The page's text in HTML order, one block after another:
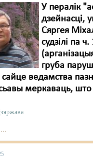
У пералік
дзейнасці,
Сяргея
судзілі па
груба
сайце ведамства
меркаваць,